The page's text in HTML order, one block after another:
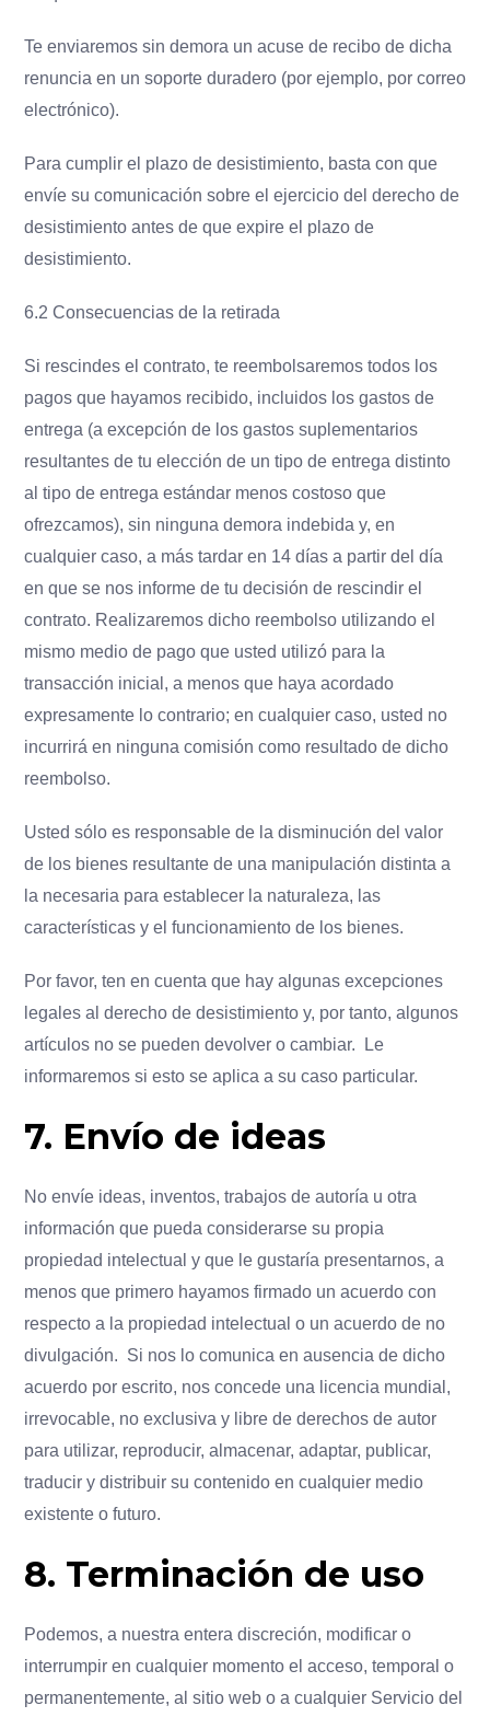
Te enviaremos sin demora un acuse de recibo de dicha
renuncia en un soporte duradero (por ejemplo, por correo
electrónico).
Para cumplir el plazo de desistimiento, basta con que
envíe su comunicación sobre el ejercicio del derecho de
desistimiento antes de que expire el plazo de
desistimiento.
6.2 Consecuencias de la retirada
Si rescindes el contrato, te reembolsaremos todos los
pagos que hayamos recibido, incluidos los gastos de
entrega (a excepción de los gastos suplementarios
resultantes de tu elección de un tipo de entrega distinto
al tipo de entrega estándar menos costoso que
ofrezcamos), sin ninguna demora indebida y, en
cualquier caso, a más tardar en 14 días a partir del día
en que se nos informe de tu decisión de rescindir el
contrato. Realizaremos dicho reembolso utilizando el
mismo medio de pago que usted utilizó para la
transacción inicial, a menos que haya acordado
expresamente lo contrario; en cualquier caso, usted no
incurrirá en ninguna comisión como resultado de dicho
reembolso.
Usted sólo es responsable de la disminución del valor
de los bienes resultante de una manipulación distinta a
la necesaria para establecer la naturaleza, las
características y el funcionamiento de los bienes.
Por favor, ten en cuenta que hay algunas excepciones
legales al derecho de desistimiento y, por tanto, algunos
artículos no se pueden devolver o cambiar. Le
informaremos si esto se aplica a su caso particular.
7. Envío de ideas
No envíe ideas, inventos, trabajos de autoría u otra
información que pueda considerarse su propia
propiedad intelectual y que le gustaría presentarnos, a
menos que primero hayamos firmado un acuerdo con
respecto a la propiedad intelectual o un acuerdo de no
divulgación. Si nos lo comunica en ausencia de dicho
acuerdo por escrito, nos concede una licencia mundial,
irrevocable, no exclusiva y libre de derechos de autor
para utilizar, reproducir, almacenar, adaptar, publicar,
traducir y distribuir su contenido en cualquier medio
existente o futuro.
8. Terminación de uso
Podemos, a nuestra entera discreción, modificar o
interrumpir en cualquier momento el acceso, temporal o
permanentemente, al sitio web o a cualquier Servicio del